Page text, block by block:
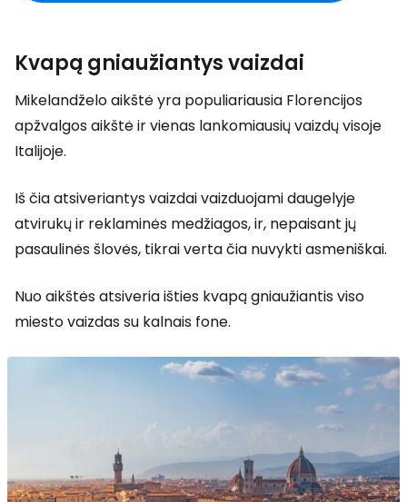
Kvapą gniaužiantys vaizdai
Mikelandželo aikštė yra populiariausia Florencijos
apžvalgos aikštė ir vienas lankomiausių vaizdų visoje
Italijoje.
Iš čia atsiveriantys vaizdai vaizduojami daugelyje
atvirukų ir reklaminės medžiagos, ir, nepaisant jų
pasaulinės šlovės, tikrai verta čia nuvykti asmeniškai.
Nuo aikštės atsiveria išties kvapą gniaužiantis viso
miesto vaizdas su kalnais fone.